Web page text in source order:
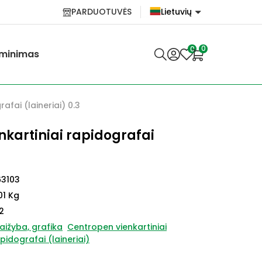
PARDUOTUVĖS
Lietuvių
Lietuvių
0 0
(laineriai) 0.3
rapidografai
Kg
grafika Centropen vienkartiniai
(laineriai)